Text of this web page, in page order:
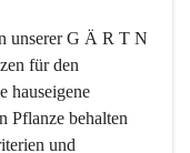
unserer G Ä R T N
für den
hauseigene
Pflanze behalten
und